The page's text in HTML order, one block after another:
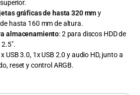
gráficas de hasta 320 mmy
hasta 160 mm de altura.
almacenamiento: 2 para discos HDD de
USB 3.0, 1x USB 2.0 y audio HD, junto a
reset y control ARGB.